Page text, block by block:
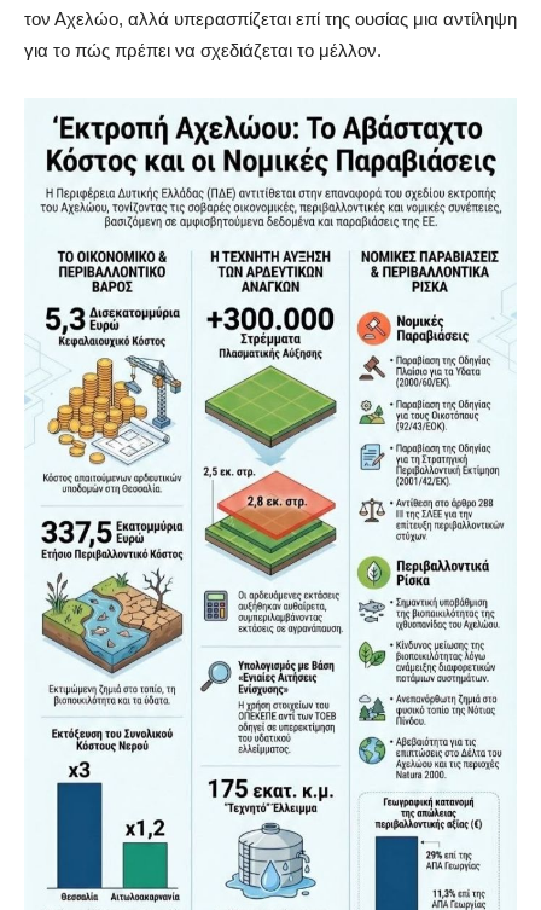
τον Αχελώο, αλλά υπερασπίζεται επί της ουσίας μια αντίληψη
για το πώς πρέπει να σχεδιάζεται το μέλλον.